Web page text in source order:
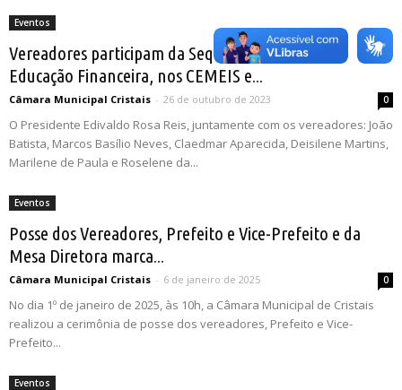
Eventos
Vereadores participam da Sequência didática –
Educação Financeira, nos CEMEIS e...
Câmara Municipal Cristais - 26 de outubro de 2023 0
O Presidente Edivaldo Rosa Reis, juntamente com os vereadores: João
Batista, Marcos Basílio Neves, Claedmar Aparecida, Deisilene Martins,
Marilene de Paula e Roselene da...
Eventos
Posse dos Vereadores, Prefeito e Vice-Prefeito e da
Mesa Diretora marca...
Câmara Municipal Cristais - 6 de janeiro de 2025 0
No dia 1º de janeiro de 2025, às 10h, a Câmara Municipal de Cristais
realizou a cerimônia de posse dos vereadores, Prefeito e Vice-
Prefeito...
Eventos